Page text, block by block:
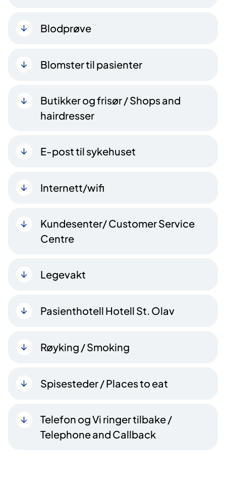
Blodprøve
Blomster til pasienter
Butikker og frisør / Shops and
hairdresser
E-post til sykehuset
Internett/wifi
Kundesenter/ Customer Service
Centre
Legevakt
Pasienthotell Hotell St. Olav
Røyking / Smoking
Spisesteder / Places to eat
Telefon og Vi ringer tilbake /
Telephone and Callback